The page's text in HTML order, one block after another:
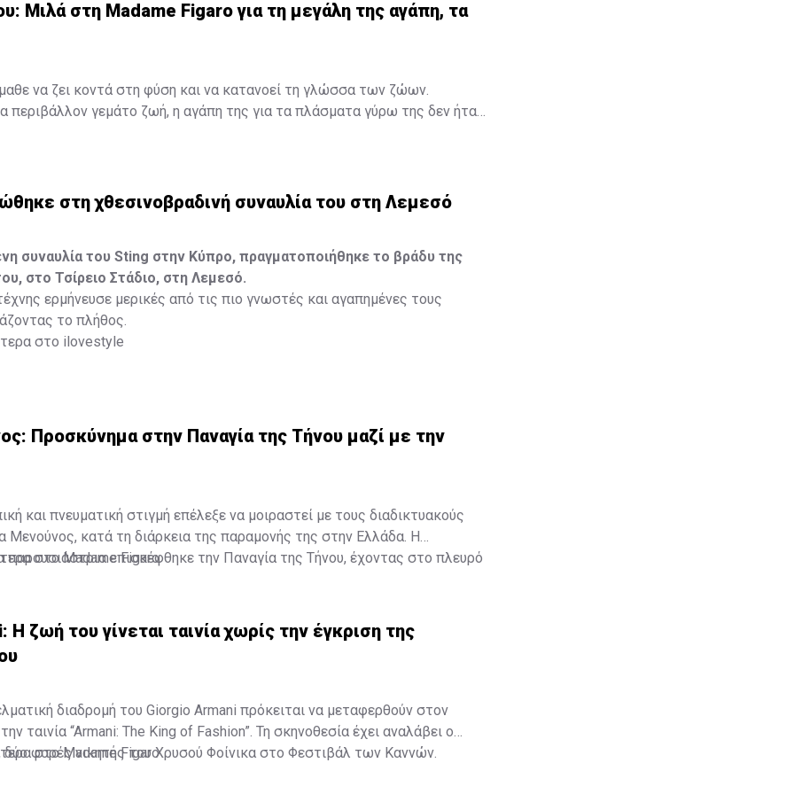
Πέτρου: Μιλά στη Madame Figaro για τη μεγάλη της αγάπη, τα
Μιλά στη Madame Figaro για τη μεγάλη της αγάπη, τα
να ζει κοντά στη φύση και να κατανοεί τη γλώσσα των ζώων.
περιβάλλον γεμάτο ζωή, η αγάπη της για τα πλάσματα γύρω της δεν ήταν
στο madamefigaro.cy
στη χθεσινοβραδινή συναυλία του στη Λεμεσό
συναυλία του Sting στην Κύπρο, πραγματοποιήθηκε το βράδυ της
στο Τσίρειο Στάδιο, στη Λεμεσό.
ερμήνευσε μερικές από τις πιο γνωστές και αγαπημένες τους
το πλήθος.
στο ilovestyle
Προσκύνημα στην Παναγία της Τήνου μαζί με την
και πνευματική στιγμή επέλεξε να μοιραστεί με τους διαδικτυακούς
Μενούνος, κατά τη διάρκεια της παραμονής της στην Ελλάδα. Η
παρουσιάστρια επισκέφθηκε την Παναγία της Τήνου, έχοντας στο πλευρό
στο Madame Figaro
Η ζωή του γίνεται ταινία χωρίς την έγκριση της
διαδρομή του Giorgio Armani πρόκειται να μεταφερθούν στον
ταινία “Armani: The King of Fashion”. Τη σκηνοθεσία έχει αναλάβει ο
φορές νικητής του Χρυσού Φοίνικα στο Φεστιβάλ των Καννών.
στο Madame Figaro